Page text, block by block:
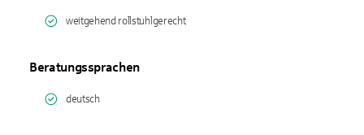
weitgehend rollstuhlgerecht
Beratungssprachen
deutsch